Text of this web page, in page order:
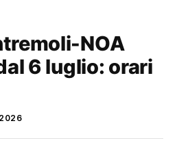
NOA
6 luglio: orari